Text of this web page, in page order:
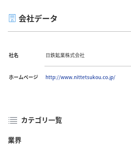
会社データ
社名 日鉄鉱業株式会社
ホームページ http://www.nittetsukou.co.jp/
カテゴリ一覧
業界